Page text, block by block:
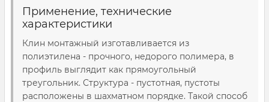
Применение, технические
характеристики
Клин монтажный изготавливается из
полиэтилена - прочного, недорого полимера, в
профиль выглядит как прямоугольный
треугольник. Структура - пустотная, пустоты
расположены в шахматном порядке. Такой способ